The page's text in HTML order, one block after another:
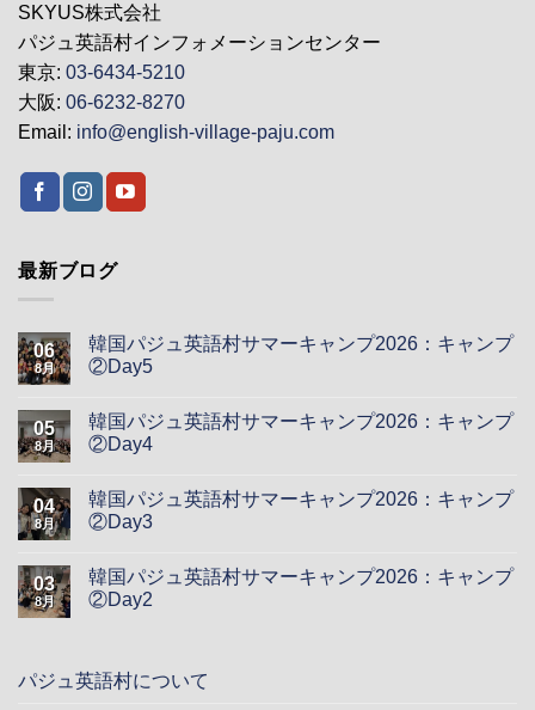
SKYUS株式会社
パジュ英語村インフォメーションセンター
東京: 03-6434-5210
大阪: 06-6232-8270
Email: info@english-village-paju.com
最新ブログ
06
8月
韓国パジュ英語村サマーキャンプ2026：キャンプ
②Day5
05
8月
韓国パジュ英語村サマーキャンプ2026：キャンプ
②Day4
04
8月
韓国パジュ英語村サマーキャンプ2026：キャンプ
②Day3
03
8月
韓国パジュ英語村サマーキャンプ2026：キャンプ
②Day2
パジュ英語村について